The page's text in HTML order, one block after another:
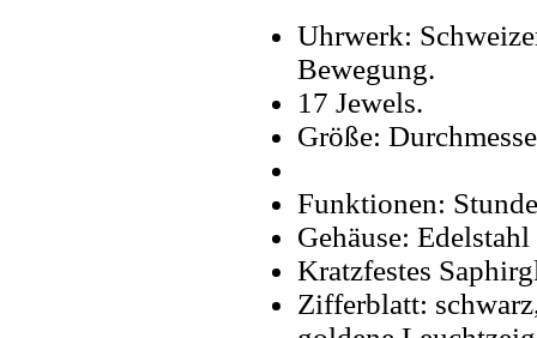
Uhrwerk:
Bewegung.
17 Jewels.
Größe:
Funktionen:
Gehäuse:
Kratzfestes
Zifferblatt: